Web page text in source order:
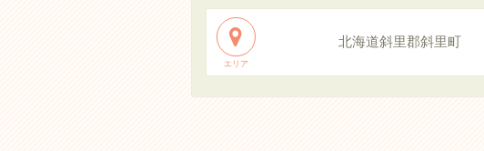
エリア
北海道斜里郡斜里町